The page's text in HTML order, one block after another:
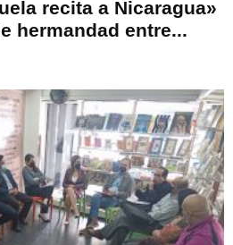
recita a Nicaragua»
hermandad entre...